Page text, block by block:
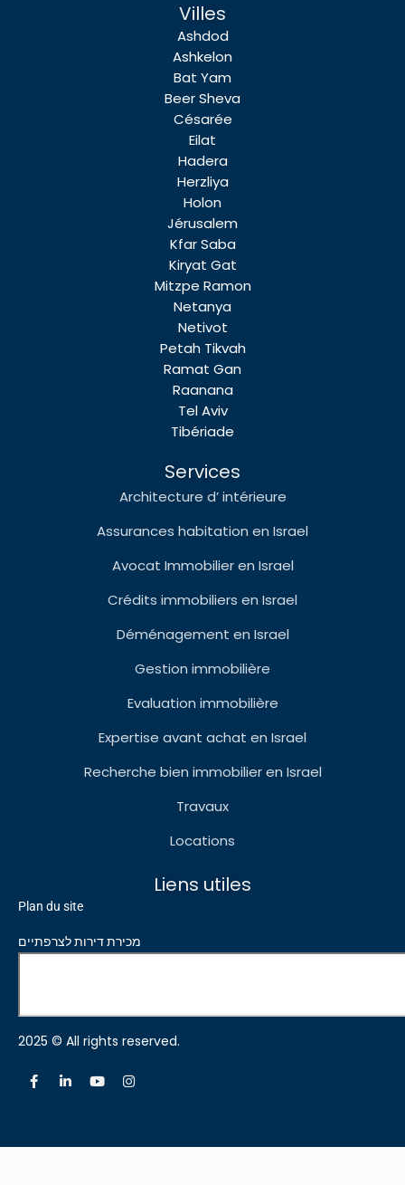
Villes
Ashdod
Ashkelon
Bat Yam
Beer Sheva
Césarée
Eilat
Hadera
Herzliya
Holon
Jérusalem
Kfar Saba
Kiryat Gat
Mitzpe Ramon
Netanya
Netivot
Petah Tikvah
Ramat Gan
Raanana
Tel Aviv
Tibériade
Services
Architecture d’ intérieure
Assurances habitation en Israel
Avocat Immobilier en Israel
Crédits immobiliers en Israel
Déménagement en Israel
Gestion immobilière
Evaluation immobilière
Expertise avant achat en Israel
Recherche bien immobilier en Israel
Travaux
Locations
Liens utiles
Plan du site
מכירת דירות לצרפתיים
2025 © All rights reserved.